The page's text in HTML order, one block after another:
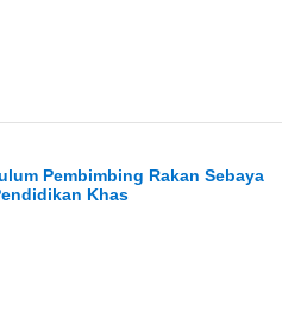
Pembimbing Rakan Sebaya
Khas